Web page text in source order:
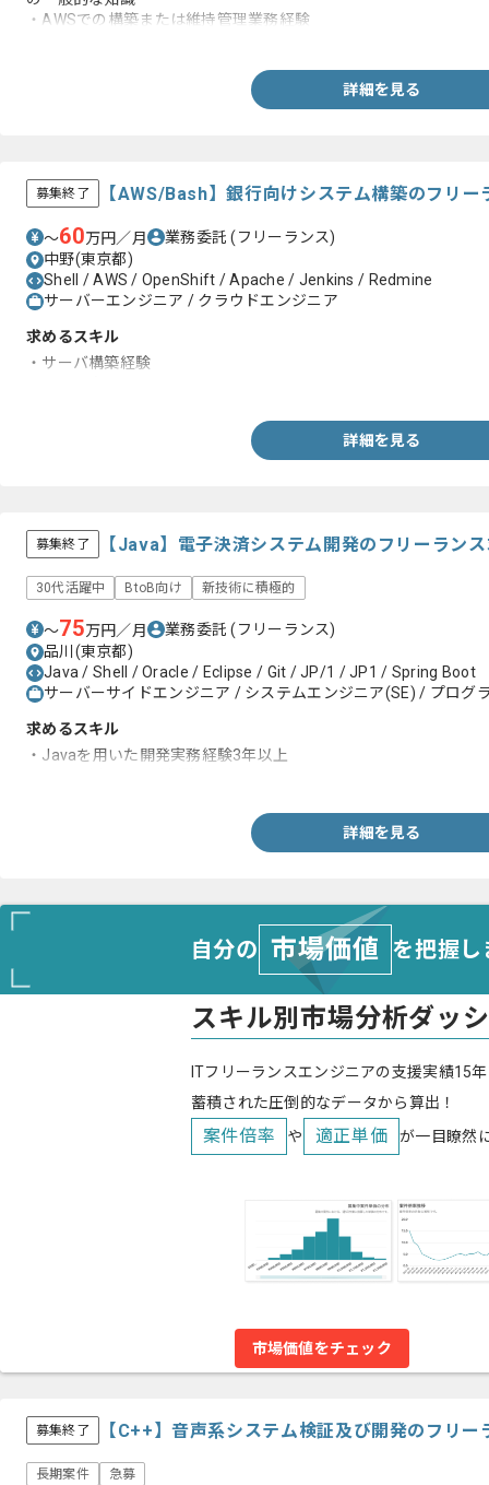
・AWSでの構築または維持管理業務経験
詳細を見る
募集終了 【AWS/Bash】銀行向けシステム構築のフリ
〜60万円／月 業務委託(フリーランス)
中野(東京都)
Shell / AWS / OpenShift / Apache / Jenkins / Redmine
サーバーエンジニア / クラウドエンジニア
求めるスキル
・サーバ構築経験
詳細を見る
募集終了 【Java】電子決済システム開発のフリーラン
30代活躍中 BtoB向け 新技術に積極的
〜75万円／月 業務委託(フリーランス)
品川(東京都)
Java / Shell / Oracle / Eclipse / Git / JP/1 / JP1 / Spring Boot
サーバーサイドエンジニア / システムエンジニア(SE) / プログ
求めるスキル
・Javaを用いた開発実務経験3年以上
詳細を見る
自分の 市場価値 を把握
スキル別市場分析ダッ
ITフリーランスエンジニアの支援実績15
蓄積された圧倒的なデータから算出！
案件倍率 や 適正単価 が一目瞭然
市場価値をチェック
募集終了 【C++】音声系システム検証及び開発のフリ
長期案件 急募